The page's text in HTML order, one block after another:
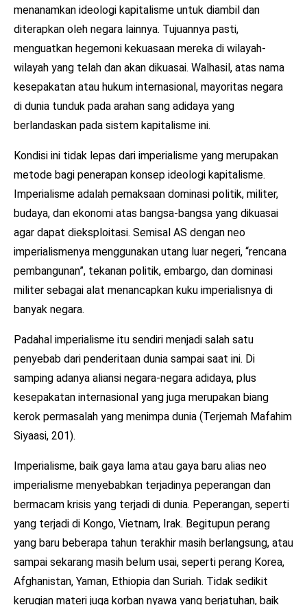
menanamkan ideologi kapitalisme untuk diambil dan
diterapkan oleh negara lainnya. Tujuannya pasti,
menguatkan hegemoni kekuasaan mereka di wilayah-
wilayah yang telah dan akan dikuasai. Walhasil, atas nama
kesepakatan atau hukum internasional, mayoritas negara
di dunia tunduk pada arahan sang adidaya yang
berlandaskan pada sistem kapitalisme ini.
Kondisi ini tidak lepas dari imperialisme yang merupakan
metode bagi penerapan konsep ideologi kapitalisme.
Imperialisme adalah pemaksaan dominasi politik, militer,
budaya, dan ekonomi atas bangsa-bangsa yang dikuasai
agar dapat dieksploitasi. Semisal AS dengan neo
imperialismenya menggunakan utang luar negeri, “rencana
pembangunan”, tekanan politik, embargo, dan dominasi
militer sebagai alat menancapkan kuku imperialisnya di
banyak negara.
Padahal imperialisme itu sendiri menjadi salah satu
penyebab dari penderitaan dunia sampai saat ini. Di
samping adanya aliansi negara-negara adidaya, plus
kesepakatan internasional yang juga merupakan biang
kerok permasalah yang menimpa dunia (Terjemah Mafahim
Siyaasi, 201).
Imperialisme, baik gaya lama atau gaya baru alias neo
imperialisme menyebabkan terjadinya peperangan dan
bermacam krisis yang terjadi di dunia. Peperangan, seperti
yang terjadi di Kongo, Vietnam, Irak. Begitupun perang
yang baru beberapa tahun terakhir masih berlangsung, atau
sampai sekarang masih belum usai, seperti perang Korea,
Afghanistan, Yaman, Ethiopia dan Suriah. Tidak sedikit
kerugian materi juga korban nyawa yang berjatuhan, baik